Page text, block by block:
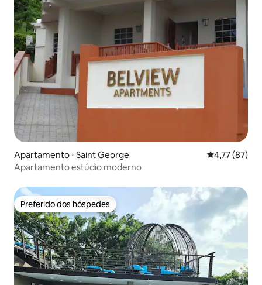
Apartamento ⋅ Saint George 4,77 de uma
4,77 (87)
Apartamento estúdio moderno
Preferido dos hóspedes
Preferido dos hóspedes